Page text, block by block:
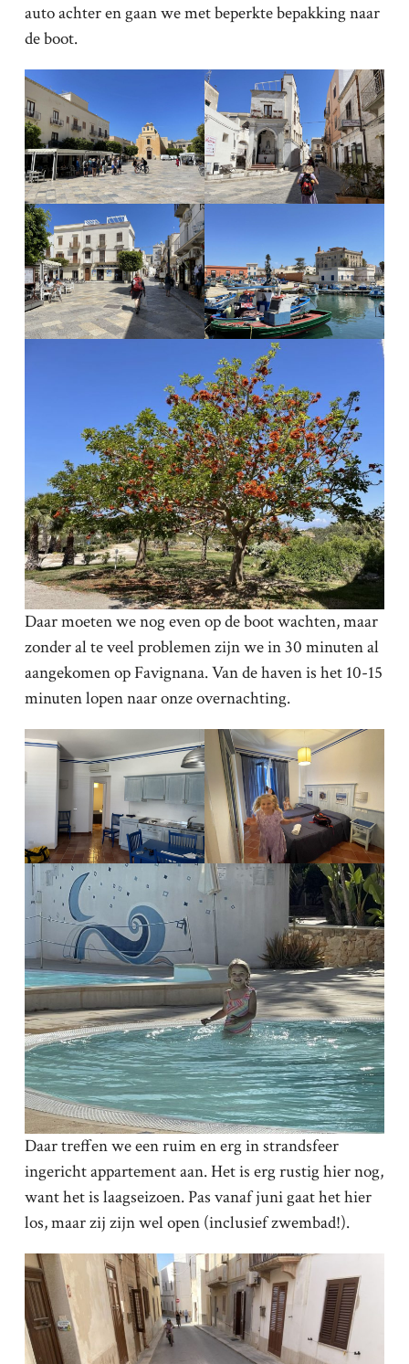
auto achter en gaan we met beperkte bepakking naar
de boot.
Daar moeten we nog even op de boot wachten, maar
zonder al te veel problemen zijn we in 30 minuten al
aangekomen op Favignana. Van de haven is het 10-15
minuten lopen naar onze overnachting.
Daar treffen we een ruim en erg in strandsfeer
ingericht appartement aan. Het is erg rustig hier nog,
want het is laagseizoen. Pas vanaf juni gaat het hier
los, maar zij zijn wel open (inclusief zwembad!).